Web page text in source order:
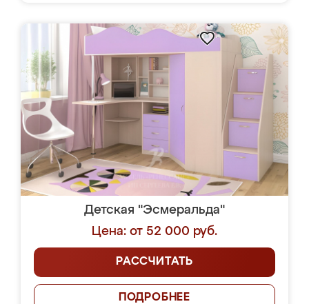
Детская "Эсмеральда"
Цена: от 52 000 руб.
РАССЧИТАТЬ
ПОДРОБНЕЕ